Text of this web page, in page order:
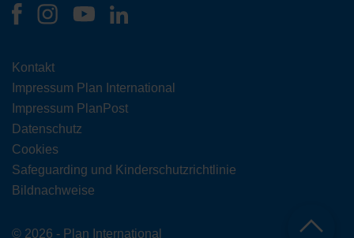
Kontakt
Impressum Plan International
Impressum PlanPost
Datenschutz
Cookies
Safeguarding und Kinderschutzrichtlinie
Bildnachweise
© 2026 - Plan International